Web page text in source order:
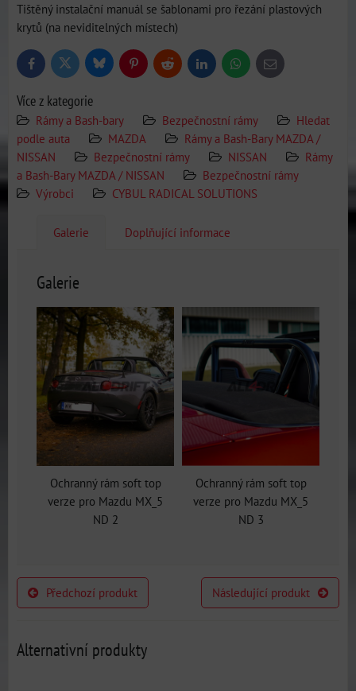
Tištěný instalační manuál se šablonami pro řezání plastových
krytů (na neviditelných místech)
FacebookTwitter BlueskyPinterestReddit LinkedInWhatsApp
E-
mail
Více z kategorie
Rámy a Bash-bary Bezpečnostní rámy
Hledat
podle auta
MAZDA
Rámy a Bash-Bary MAZDA /
NISSAN
Bezpečnostní rámy NISSAN
Rámy
a Bash-Bary MAZDA / NISSAN
Bezpečnostní rámy
Výrobci
CYBUL RADICAL SOLUTIONS
Galerie Doplňující informace
Galerie
Ochranný rám soft top
verze pro Mazdu MX_5
ND 2
Ochranný rám soft top
verze pro Mazdu MX_5
ND 3
Předchozí produkt Následující produkt
Alternativní produkty